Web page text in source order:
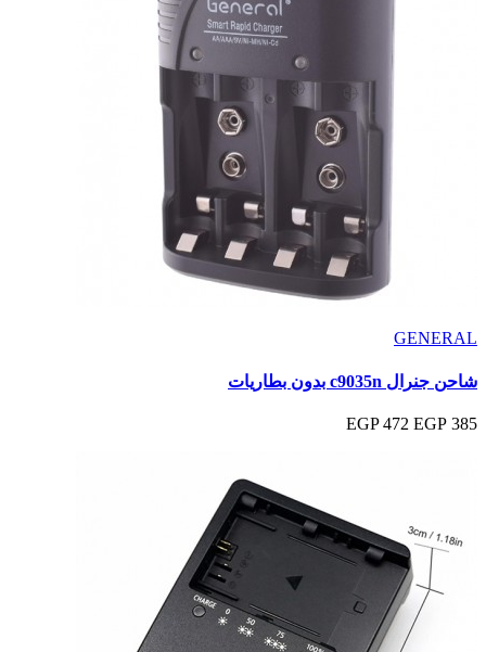
GENERAL
شاحن جنرال c9035n بدون بطاريات
385 EGP
472 EGP